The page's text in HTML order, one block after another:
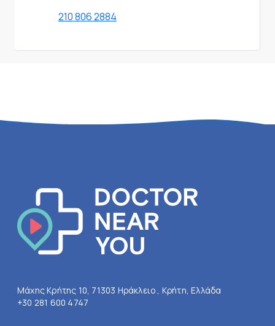
210 806 2884
Μάχης Κρήτης 10, 71303 Ηράκλειο , Κρήτη, Ελλάδα
+30 281 600 4747